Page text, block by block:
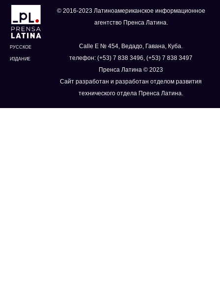
РУССКОЕ
ИЗДАНИЕ
© 2016-2023 Латиноамериканское информационное
агентство Пренса Латина.
Calle E № 454, Ведадо, Гавана, Куба.
телефон: (+53) 7 838 3496, (+53) 7 838 3497
Пренса Латина © 2023
Сайт разработан и разработан отделом развития
технического отдела Пренса Латина.